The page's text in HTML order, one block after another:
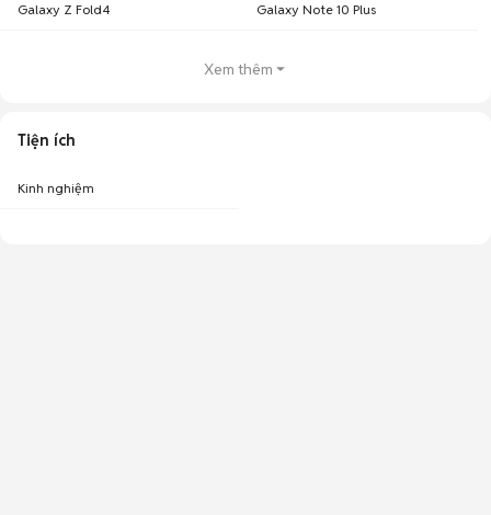
Galaxy Z Fold4 Galaxy Note 10 Plus
Xem thêm
Tiện ích
Kinh nghiệm